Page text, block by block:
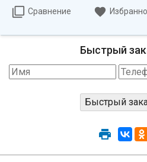
Сравнение
Быстрый